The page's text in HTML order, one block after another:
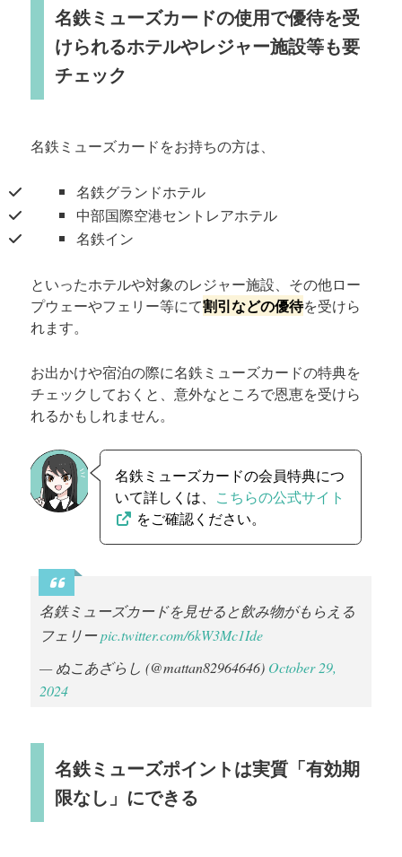
名鉄ミューズカードの使用で優待を受
けられるホテルやレジャー施設等も要
チェック
名鉄ミューズカードをお持ちの方は、
名鉄グランドホテル
中部国際空港セントレアホテル
名鉄イン
といったホテルや対象のレジャー施設、その他ロー
プウェーやフェリー等にて割引などの優待を受けら
れます。
お出かけや宿泊の際に名鉄ミューズカードの特典を
チェックしておくと、意外なところで恩恵を受けら
れるかもしれません。
名鉄ミューズカードの会員特典につ
いて詳しくは、 こちらの公式サイト
をご確認ください。
名鉄ミューズカードを見せると飲み物がもらえる
フェリーpic.twitter.com/6kW3Mc1Ide
— ぬこあざらし (@mattan82964646) October 29,
2024
名鉄ミューズポイントは実質「有効期
限なし」にできる